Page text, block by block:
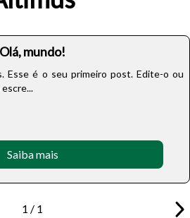
Olá, mundo!
Esse é o seu primeiro post. Edite-o ou
Saiba mais
1 / 1